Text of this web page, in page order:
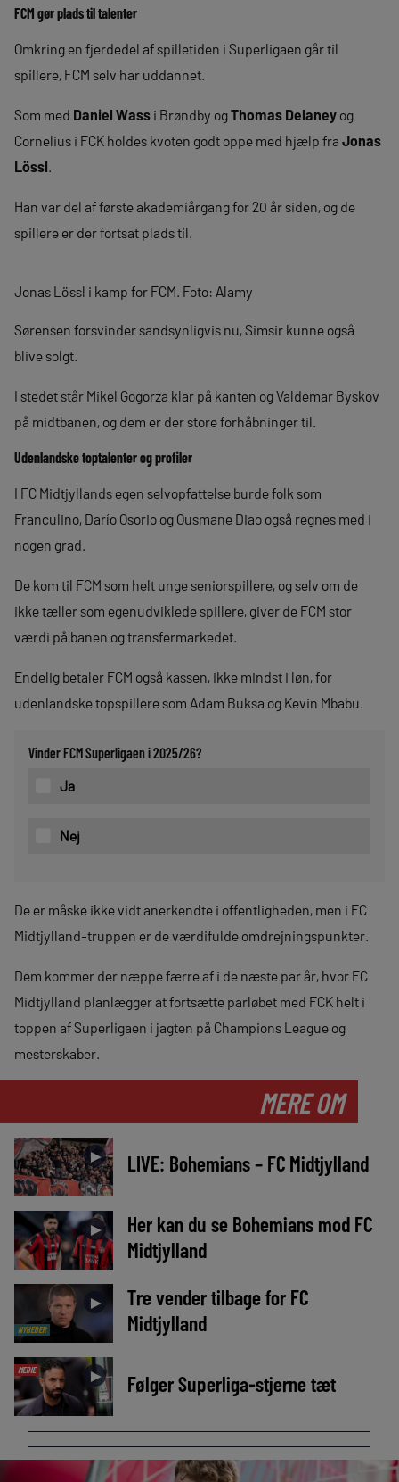
FCM gør plads til talenter
Omkring en fjerdedel af spilletiden i Superligaen går til
spillere, FCM selv har uddannet.
Som med Daniel Wass i Brøndby ogThomas Delaney og
Cornelius i FCK holdes kvoten godt oppe med hjælp fra Jonas
Lössl
Han var del af første akademiårgang for 20 år siden, og de
spillere er der fortsat plads til.
Jonas Lössl i kamp for FCM. Foto: Alamy
Sørensen forsvinder sandsynligvis nu, Simsir kunne også
blive solgt.
I stedet står Mikel Gogorza klar på kanten og Valdemar Byskov
på midtbanen, og dem er der store forhåbninger til.
Udenlandske toptalenter og profiler
I FC Midtjyllands egen selvopfattelse burde folk som
Franculino, Darío Osorio og Ousmane Diao også regnes med i
nogen grad.
De kom til FCM som helt unge seniorspillere, og selv om de
ikke tæller som egenudviklede spillere, giver de FCM stor
værdi på banen og transfermarkedet.
Endelig betaler FCM også kassen, ikke mindst i løn, for
udenlandske topspillere som Adam Buksa og Kevin Mbabu.
Vinder FCM Superligaen i 2025/26?
Ja
Nej
De er måske ikke vidt anerkendte i offentligheden, men i FC
Midtjylland-truppen er de værdifulde omdrejningspunkter.
Dem kommer der næppe færre af i de næste par år, hvor FC
Midtjylland planlægger at fortsætte parløbet med FCK helt i
toppen af Superligaen i jagten på Champions League og
mesterskaber.
MERE OM
► LIVE: Bohemians – FC Midtjylland
►
Her kan du se Bohemians mod FC
Midtjylland
NYHEDER
►
Tre vender tilbage for FC
Midtjylland
MEDIE ► Følger Superliga-stjerne tæt